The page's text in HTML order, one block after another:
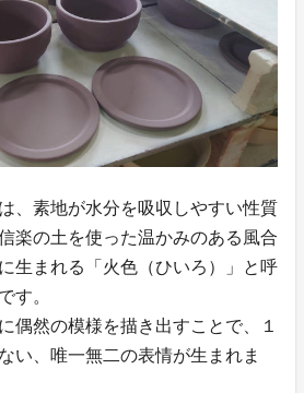
、素地が水分を吸収しやすい性質
楽の土を使った温かみのある風合
生まれる「火色（ひいろ）」と呼
す。
偶然の模様を描き出すことで、１
い、唯一無二の表情が生まれま